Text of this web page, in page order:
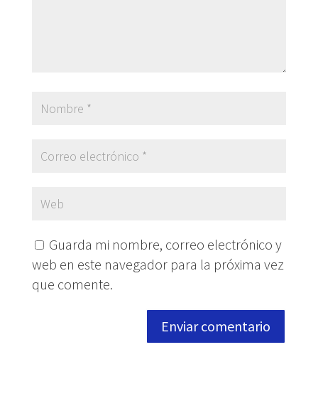
Guarda mi nombre, correo electrónico y
web en este navegador para la próxima vez
que comente.